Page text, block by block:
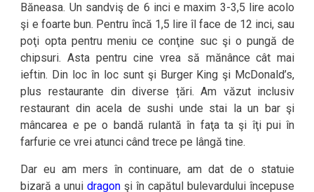
Băneasa. Un sandviş de 6 inci e maxim 3-3,5 lire acolo
şi e foarte bun. Pentru încă 1,5 lire îl face de 12 inci, sau
poţi opta pentru meniu ce conţine suc şi o pungă de
chipsuri. Asta pentru cine vrea să mănânce cât mai
ieftin. Din loc în loc sunt şi Burger King şi McDonald’s,
plus restaurante din diverse țări. Am văzut inclusiv
restaurant din acela de sushi unde stai la un bar şi
mâncarea e pe o bandă rulantă în faţa ta şi îţi pui în
farfurie ce vrei atunci când trece pe lângă tine.
Dar eu am mers în continuare, am dat de o statuie
bizară a unuidragon şi în capătul bulevardului începuse